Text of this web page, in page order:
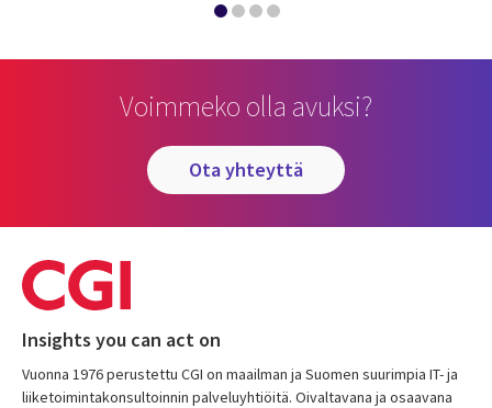
Voimmeko olla avuksi?
ota yhteyttä
Insights you can act on
Vuonna 1976 perustettu CGI on maailman ja Suomen suurimpia IT- ja
liiketoimintakonsultoinnin palveluyhtiöitä. Oivaltavana ja osaavana